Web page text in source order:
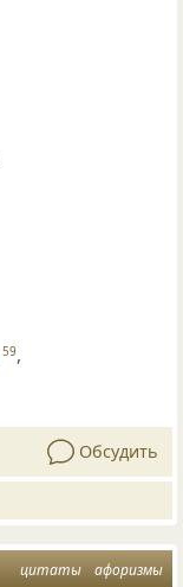
59,
Обсудить
цитаты афоризмы